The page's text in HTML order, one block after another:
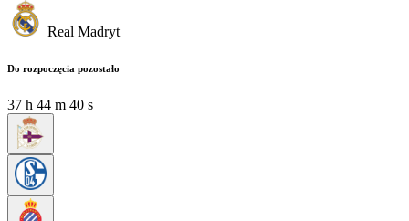
Real Madryt
Do rozpoczęcia pozostało
37 h 44 m 38 s